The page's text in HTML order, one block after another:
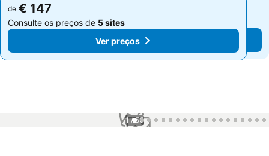
de € 147
Consulte os preços de 5 sites
Ver preços
de € 147
Consulte os preços de 5 sites
Ver preços
1 / 55